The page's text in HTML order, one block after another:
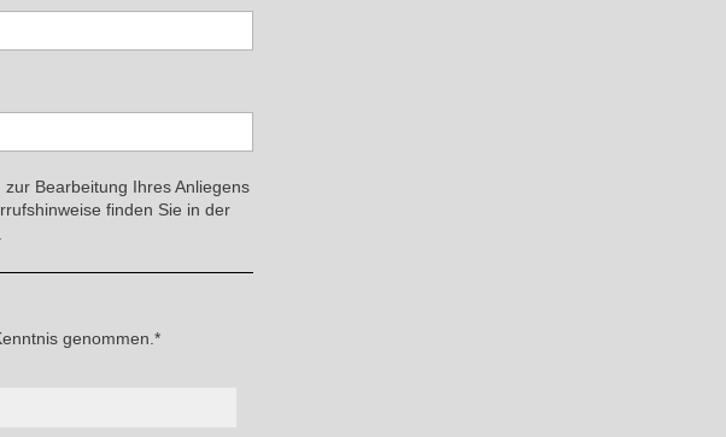
Bearbeitung Ihres Anliegens
finden Sie in der
genommen.*